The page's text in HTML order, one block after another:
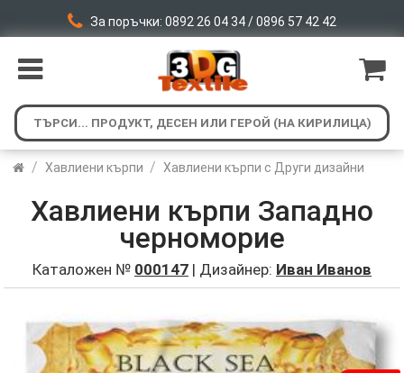
За поръчки: 0892 26 04 34 / 0896 57 42 42
/ Хавлиени кърпи / Хавлиени кърпи с Други дизайни
Хавлиени кърпи Западно
черноморие
Каталожен № 000147 | Дизайнер: Иван Иванов